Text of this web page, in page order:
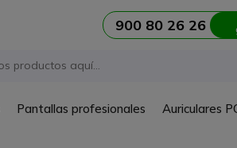
900 80 26 26
Pantallas profesionales Auriculares